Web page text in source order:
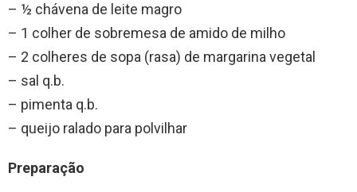
– ½ chávena de leite magro
– 1 colher de sobremesa de amido de milho
– 2 colheres de sopa (rasa) de margarina vegetal
– sal q.b.
– pimenta q.b.
– queijo ralado para polvilhar
Preparação